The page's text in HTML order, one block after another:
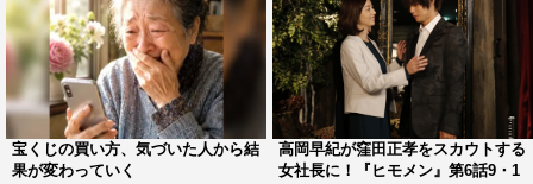
宝くじの買い方、気づいた人から結
果が変わっていく
高岡早紀が窪田正孝をスカウトする
女社長に！『ヒモメン』第6話9・1